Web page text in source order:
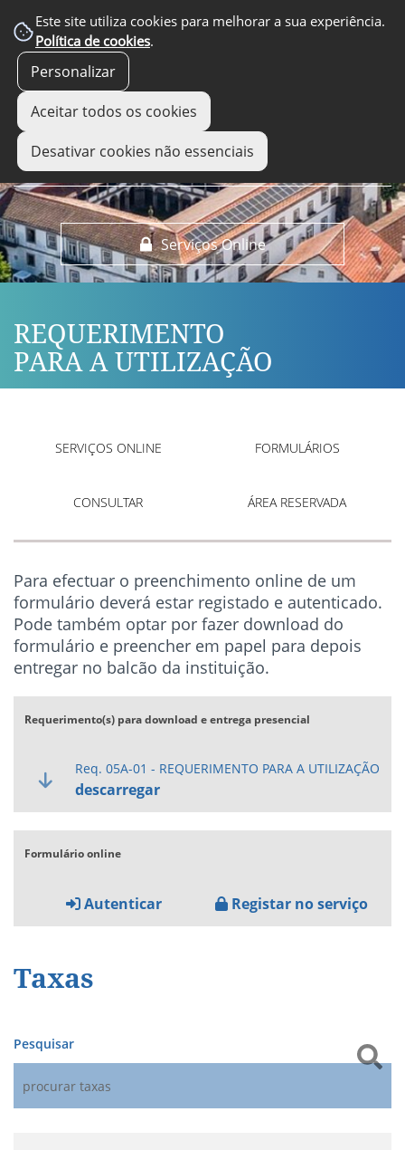
Este site utiliza cookies para melhorar a sua experiência.
Política de cookies.
Personalizar
Aceitar todos os cookies
Desativar cookies não essenciais
Serviços Online
EM DESTAQUE
REQUERIMENTO
PARA A UTILIZAÇÃO
SERVIÇOS ONLINE FORMULÁRIOS
CONSULTAR ÁREA RESERVADA
Para efectuar o preenchimento online de um
formulário deverá estar registado e autenticado.
Pode também optar por fazer download do
formulário e preencher em papel para depois
entregar no balcão da instituição.
Requerimento(s) para download e entrega presencial
Req. 05A-01 - REQUERIMENTO PARA A UTILIZAÇÃO
descarregar
Formulário online
Autenticar Registar no serviço
Taxas
Pesquisar